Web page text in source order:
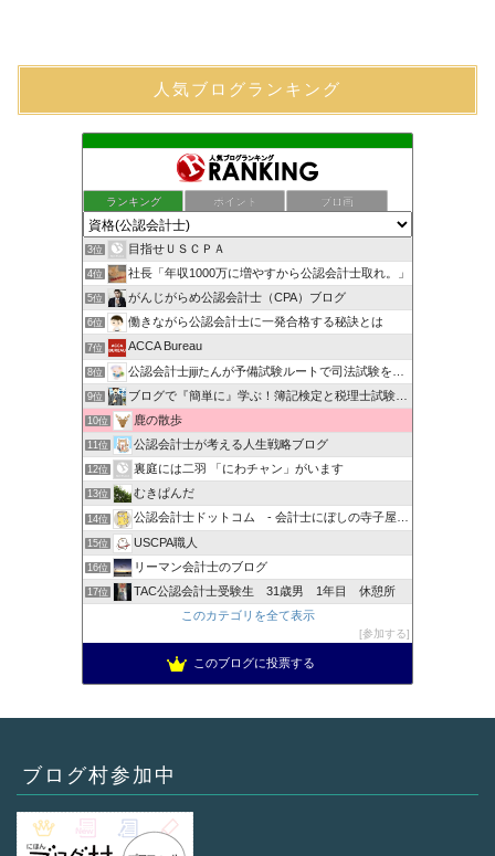
人気ブログランキング
ランキング ポイント ブロ画
3位 目指せＵＳＣＰＡ
4位 社長「年収1000万に増やすから公認会計士取れ。」
5位 がんじがらめ公認会計士（CPA）ブログ
6位 働きながら公認会計士に一発合格する秘訣とは
7位 ACCA Bureau
8位 公認会計士jijiたんが予備試験ルートで司法試験を目指すブ…
9位 ブログで『簡単に』学ぶ！簿記検定と税理士試験＆公認会計士試験
10位 鹿の散歩
11位 公認会計士が考える人生戦略ブログ
12位 裏庭には二羽 「にわチャン」がいます
13位 むきぱんだ
14位 公認会計士ドットコム - 会計士にぼしの寺子屋ブログ -
15位 USCPA職人
16位 リーマン会計士のブログ
17位
TAC公認会計士受験生 31歳男 1年目 休憩所
このカテゴリを全て表示
参加する
このブログに投票する
ブログ村参加中